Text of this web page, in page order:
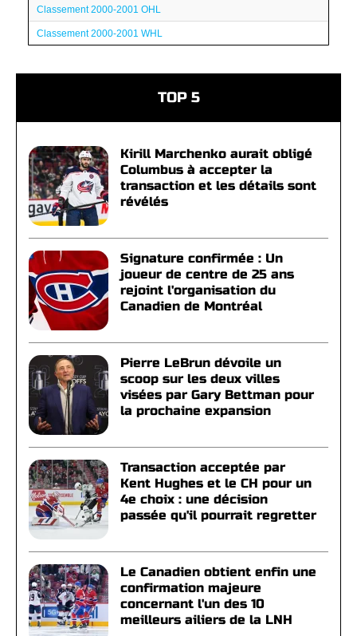
Classement 2000-2001 OHL
Classement 2000-2001 WHL
TOP 5
Kirill Marchenko aurait obligé
Columbus à accepter la
transaction et les détails sont
révélés
Signature confirmée : Un
joueur de centre de 25 ans
rejoint l'organisation du
Canadien de Montréal
Pierre LeBrun dévoile un
scoop sur les deux villes
visées par Gary Bettman pour
la prochaine expansion
Transaction acceptée par
Kent Hughes et le CH pour un
4e choix : une décision
passée qu'il pourrait regretter
Le Canadien obtient enfin une
confirmation majeure
concernant l'un des 10
meilleurs ailiers de la LNH